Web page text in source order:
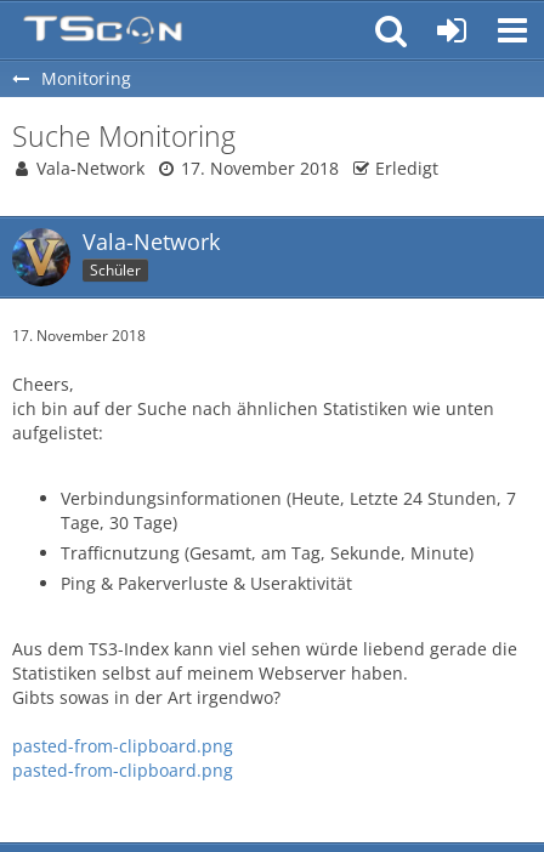
Monitoring
Suche Monitoring
Vala-Network 17. November 2018 Erledigt
Vala-Network
Schüler
17. November 2018
Cheers,
ich bin auf der Suche nach ähnlichen Statistiken wie unten
aufgelistet:
Verbindungsinformationen (Heute, Letzte 24 Stunden, 7
Tage, 30 Tage)
Trafficnutzung (Gesamt, am Tag, Sekunde, Minute)
Ping & Pakerverluste & Useraktivität
Aus dem TS3-Index kann viel sehen würde liebend gerade die
Statistiken selbst auf meinem Webserver haben.
Gibts sowas in der Art irgendwo?
pasted-from-clipboard.png
pasted-from-clipboard.png